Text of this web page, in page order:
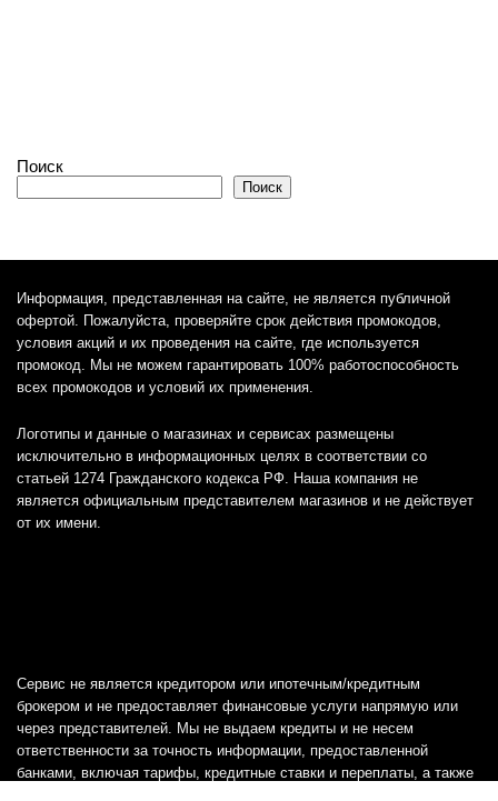
Поиск
Поиск
Информация, представленная на сайте, не является публичной
офертой. Пожалуйста, проверяйте срок действия промокодов,
условия акций и их проведения на сайте, где используется
промокод. Мы не можем гарантировать 100% работоспособность
всех промокодов и условий их применения.
Логотипы и данные о магазинах и сервисах размещены
исключительно в информационных целях в соответствии со
статьей 1274 Гражданского кодекса РФ. Наша компания не
является официальным представителем магазинов и не действует
от их имени.
Сервис не является кредитором или ипотечным/кредитным
брокером и не предоставляет финансовые услуги напрямую или
через представителей. Мы не выдаем кредиты и не несем
ответственности за точность информации, предоставленной
банками, включая тарифы, кредитные ставки и переплаты, а также